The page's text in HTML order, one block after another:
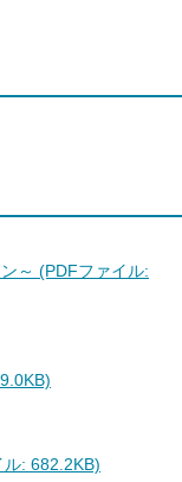
～ (PDFファイル:
: 682.2KB)